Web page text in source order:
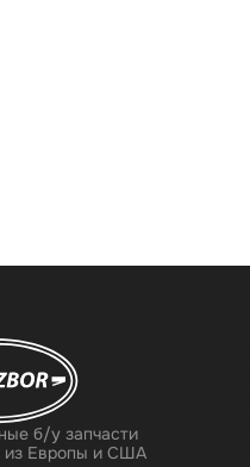
б/у запчасти
из Европы и США